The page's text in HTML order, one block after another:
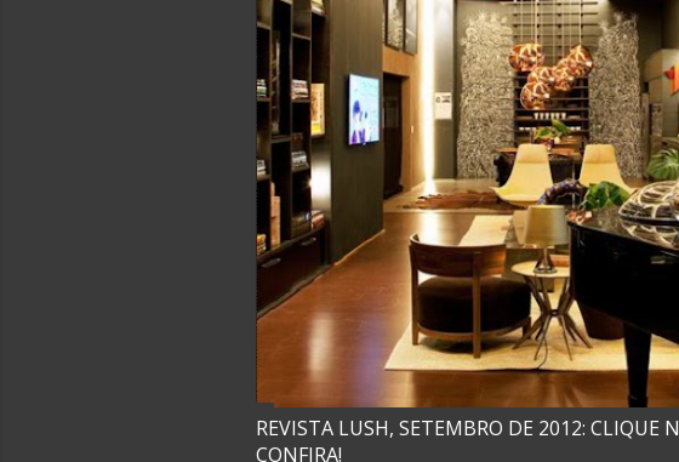
REVISTA LUSH, SETEMBRO DE 2012: CLIQUE
CONFIRA!